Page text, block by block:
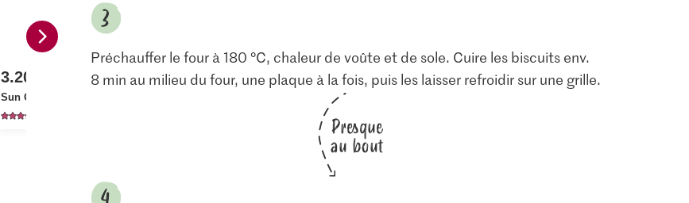
3.20
Sun Queen Noisettes
3.85
0.45
M-Classic Cannelle
132
1.05
Jura Sel Sel iodé et
Prix du jour
IP-SUISSE De la région
Œufs Élevage en plein
Préchauffer le four à 180 °C, chaleur de voûte et de sole. Cuire les biscuits env.
8 min au milieu du four, une plaque à la fois, puis les laisser refroidir sur une grille.
Presque
au bout